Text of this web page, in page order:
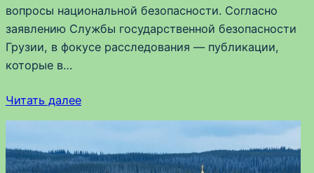
вопросы национальной безопасности. Согласно
заявлению Службы государственной безопасности
Грузии, в фокусе расследования — публикации,
которые в…
Читать далее